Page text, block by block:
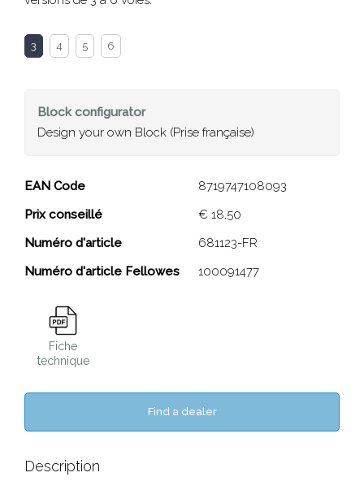
3 4 5 6
Blockconfigurator
Design your own Block (Prise française)
Block (Prise française)
Close
EAN Code
8719747108093
Prix conseillé
€ 18,50
Numéro d'article
681123-FR
Numéro d'article Fellowes
100091477
Fiche
technique
Find a dealer
Description